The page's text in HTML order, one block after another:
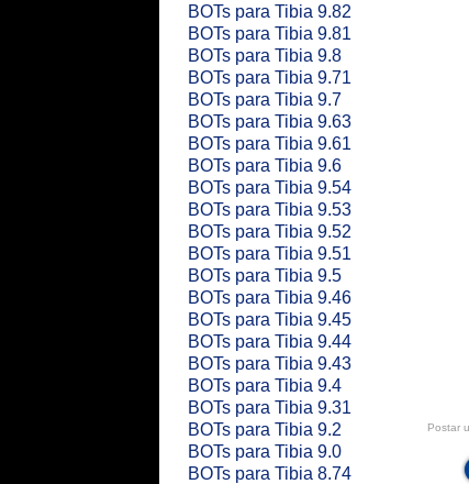
BOTs para Tibia 9.82
BOTs para Tibia 9.81
BOTs para Tibia 9.8
BOTs para Tibia 9.71
BOTs para Tibia 9.7
BOTs para Tibia 9.63
BOTs para Tibia 9.61
BOTs para Tibia 9.6
BOTs para Tibia 9.54
BOTs para Tibia 9.53
BOTs para Tibia 9.52
BOTs para Tibia 9.51
BOTs para Tibia 9.5
BOTs para Tibia 9.46
BOTs para Tibia 9.45
BOTs para Tibia 9.44
BOTs para Tibia 9.43
BOTs para Tibia 9.4
BOTs para Tibia 9.31
BOTs para Tibia 9.2
BOTs para Tibia 9.0
BOTs para Tibia 8.74
Postar